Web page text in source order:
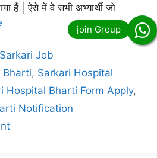
हैं | ऐसे में वे सभी अभ्यार्थी जो
Sarkari Job
Bharti, Sarkari Hospital
Hospital Bharti Form Apply,
Notification